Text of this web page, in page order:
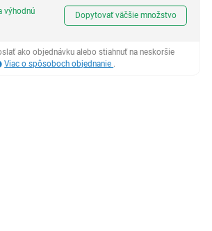
Ks
výhodnú
Dopytovať väčšie množstvo
ako objednávku alebo stiahnuť na neskoršie
Viac o spôsoboch objednanie .